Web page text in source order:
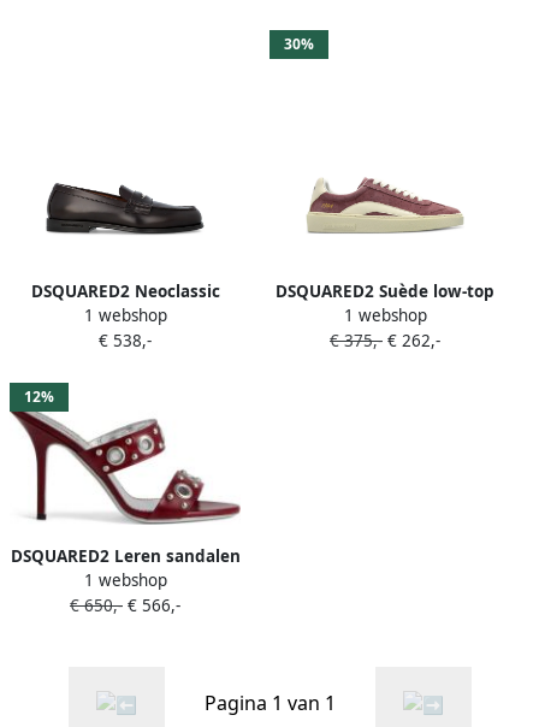
DSQUARED2 Neoclassic
loafers Rood
1 webshop
€ 538,-
30%
DSQUARED2 Suède low-top
sneakers Rood
1 webshop
€ 375,- € 262,-
12%
DSQUARED2 Leren sandalen
Rood
1 webshop
€ 650,- € 566,-
Pagina 1 van 1